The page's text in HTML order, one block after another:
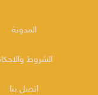
المدونة
الشروط
اتصل بنا